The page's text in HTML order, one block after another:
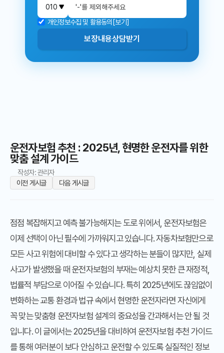
개인정보수집 및 활용동의[보기]
보장내용상담받기
운전자보험 추천 : 2025년, 현명한 운전자를 위한
맞춤 설계 가이드
작성자: 관리자
이전 게시글
다음 게시글
점점 복잡해지고 예측 불가능해지는 도로 위에서, 운전자보험은
이제 선택이 아닌 필수에 가까워지고 있습니다. 자동차보험만으로
모든 사고 위험에 대비할 수 있다고 생각하는 분들이 많지만, 실제
사고가 발생했을 때 운전자보험의 부재는 예상치 못한 큰 재정적,
법률적 부담으로 이어질 수 있습니다. 특히 2025년에도 끊임없이
변화하는 교통 환경과 법규 속에서 현명한 운전자라면 자신에게
꼭 맞는 맞춤형 운전자보험 설계의 중요성을 간과해서는 안 될 것
입니다. 이 글에서는 2025년을 대비하여 운전자보험 추천 가이드
를 통해 여러분이 보다 안심하고 운전할 수 있도록 실질적인 정보